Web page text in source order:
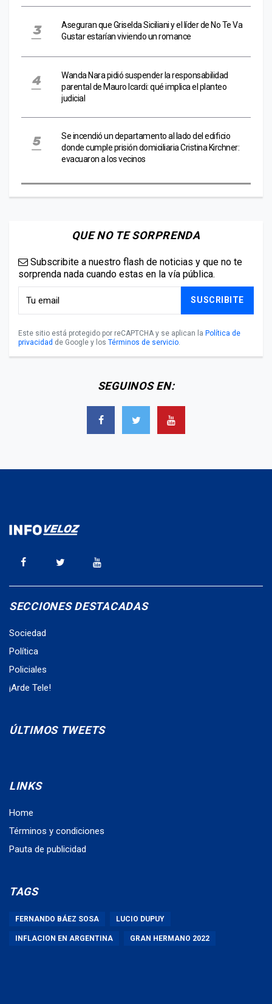
Aseguran que Griselda Siciliani y el líder de No Te Va
Gustar estarían viviendo un romance
Wanda Nara pidió suspender la responsabilidad
parental de Mauro Icardi: qué implica el planteo
judicial
Se incendió un departamento al lado del edificio
donde cumple prisión domiciliaria Cristina Kirchner:
evacuaron a los vecinos
QUE NO TE SORPRENDA
Subscribite a nuestro flash de noticias y que no te
sorprenda nada cuando estas en la vía pública.
SUSCRIBITE
Este sitio está protegido por reCAPTCHA y se aplican la Política de
privacidad de Google y los Términos de servicio.
SEGUINOS EN:
SECCIONES DESTACADAS
Sociedad
Política
Policiales
¡Arde Tele!
ÚLTIMOS TWEETS
LINKS
Home
Términos y condiciones
Pauta de publicidad
TAGS
FERNANDO BÁEZ SOSA LUCIO DUPUY
INFLACION EN ARGENTINA GRAN HERMANO 2022